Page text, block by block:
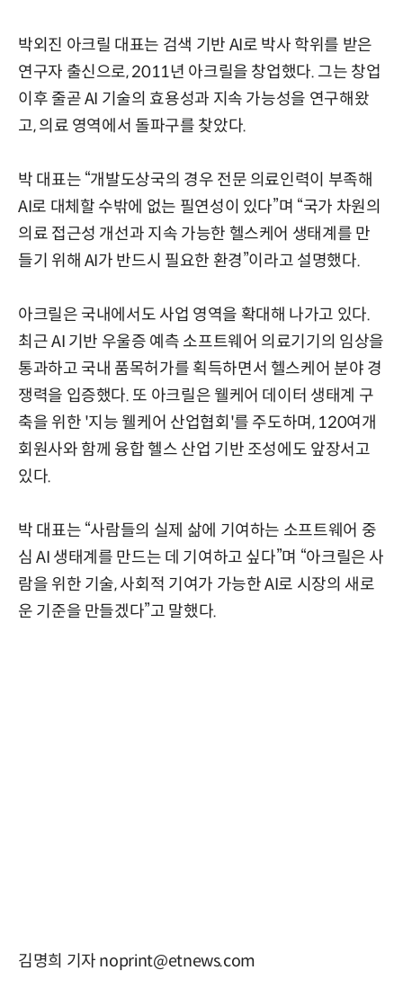
박외진 아크릴 대표는 검색 기반 AI로 박사 학위를 받은
연구자 출신으로, 2011년 아크릴을 창업했다. 그는 창업
이후 줄곧 AI 기술의 효용성과 지속 가능성을 연구해왔
고, 의료 영역에서 돌파구를 찾았다.
박 대표는 “개발도상국의 경우 전문 의료인력이 부족해
AI로 대체할 수밖에 없는 필연성이 있다”며 “국가 차원의
의료 접근성 개선과 지속 가능한 헬스케어 생태계를 만
들기 위해 AI가 반드시 필요한 환경”이라고 설명했다.
아크릴은 국내에서도 사업 영역을 확대해 나가고 있다.
최근 AI 기반 우울증 예측 소프트웨어 의료기기의 임상을
통과하고 국내 품목허가를 획득하면서 헬스케어 분야 경
쟁력을 입증했다. 또 아크릴은 웰케어 데이터 생태계 구
축을 위한 '지능 웰케어 산업협회'를 주도하며, 120여개
회원사와 함께 융합 헬스 산업 기반 조성에도 앞장서고
있다.
박 대표는 “사람들의 실제 삶에 기여하는 소프트웨어 중
심 AI 생태계를 만드는 데 기여하고 싶다”며 “아크릴은 사
람을 위한 기술, 사회적 기여가 가능한 AI로 시장의 새로
운 기준을 만들겠다”고 말했다.
김명희 기자 noprint@etnews.com